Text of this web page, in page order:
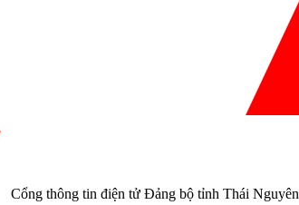
Cổng thông tin điện tử Đảng bộ tỉnh Thái Nguyên